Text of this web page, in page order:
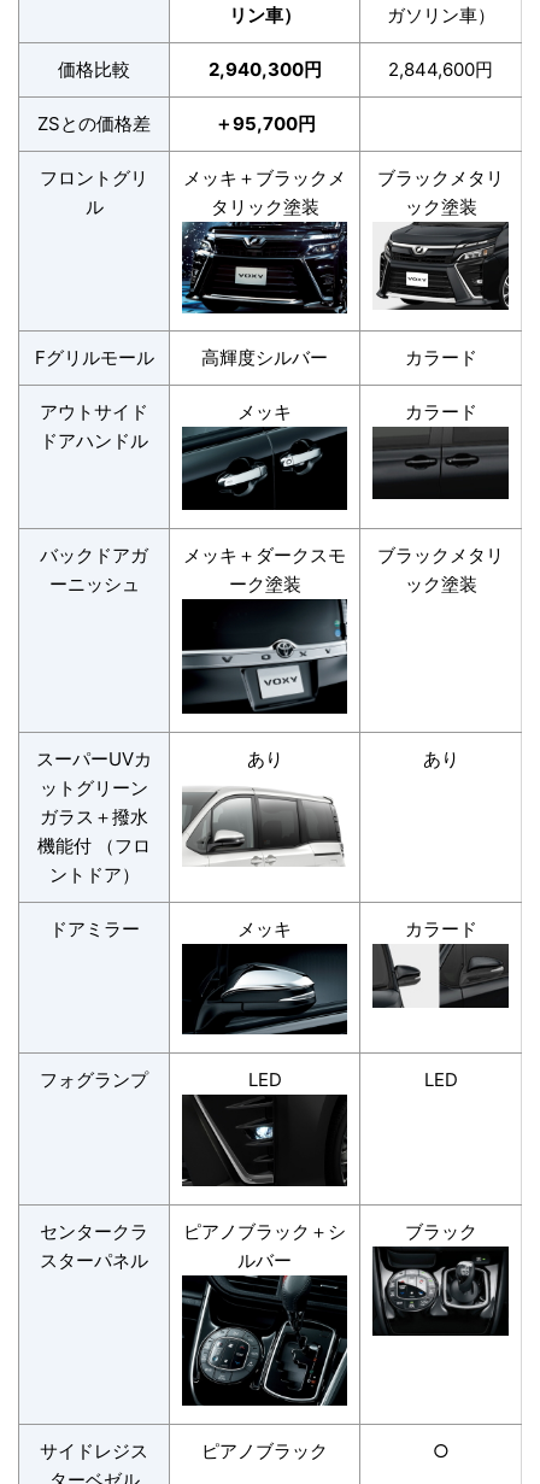
リン車）
ガソリン車）
価格比較 2,940,300円 2,844,600円
ZSとの価格差 ＋95,700円
フロントグリ
ル
メッキ＋ブラックメ
タリック塗装
ブラックメタリ
ック塗装
Fグリルモール 高輝度シルバー カラード
アウトサイド
ドアハンドル
メッキ カラード
バックドアガ
ーニッシュ
メッキ＋ダークスモ
ーク塗装
ブラックメタリ
ック塗装
スーパーUVカ
ットグリーン
ガラス＋撥水
機能付 （フロ
ントドア）
あり あり
ドアミラー メッキ カラード
フォグランプ LED LED
センタークラ
スターパネル
ピアノブラック＋シ
ルバー
ブラック
サイドレジス
ピアノブラック ○